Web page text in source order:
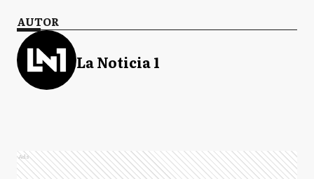
AUTOR
La Noticia 1
Ads